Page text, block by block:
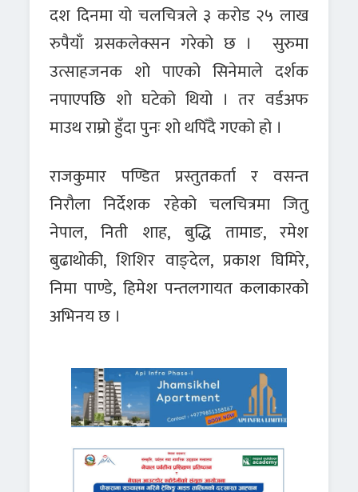
दश दिनमा यो चलचित्रले ३ करोड २५ लाख
रुपैयाँ ग्रसकलेक्सन गरेको छ । सुरुमा
उत्साहजनक शो पाएको सिनेमाले दर्शक
नपाएपछि शो घटेको थियो । तर वर्डअफ
माउथ राम्रो हुँदा पुनः शो थपिँदै गएको हो ।
राजकुमार पण्डित प्रस्तुतकर्ता र वसन्त
निरौला निर्देशक रहेको चलचित्रमा जितु
नेपाल, निती शाह, बुद्धि तामाङ, रमेश
बुढाथोकी, शिशिर वाङ्देल, प्रकाश घिमिरे,
निमा पाण्डे, हिमेश पन्तलगायत कलाकारको
अभिनय छ ।